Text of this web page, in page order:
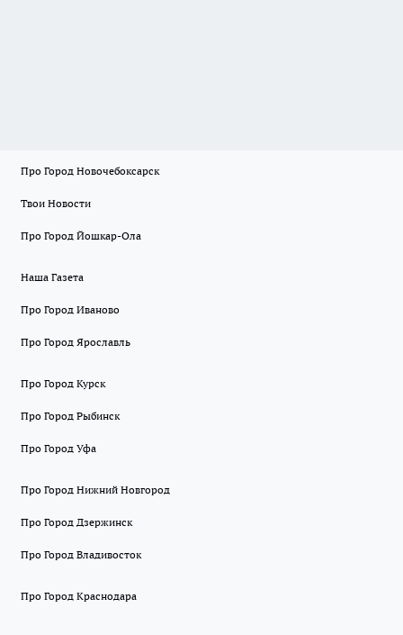
Про Город Новочебоксарск
Твои Новости
Про Город Йошкар-Ола
Наша Газета
Про Город Иваново
Про Город Ярославль
Про Город Курск
Про Город Рыбинск
Про Город Уфа
Про Город Нижний Новгород
Про Город Дзержинск
Про Город Владивосток
Про Город Краснодара